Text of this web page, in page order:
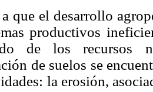
que el desarrollo
productivos
de los recursos
de suelos se
la erosión,